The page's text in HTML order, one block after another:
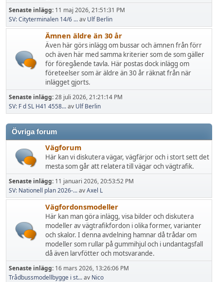
Senaste inlägg: 11 maj 2026, 21:51:31 PM
SV: Cityterminalen 14/6 ...av Ulf Berlin
Ämnen äldre än 30 år
Även här görs inlägg om bussar och ämnen från förr
och även här med samma kriterier som de som gäller
för föregående tavla. Här postas dock inlägg om
företeelser som är äldre än 30 år räknat från när
inlägget gjorts.
Senaste inlägg:28 juli 2026, 21:21:14 PM
SV: F d SL H41 4558...av Ulf Berlin
Övriga forum
Vägforum
Här kan vi diskutera vägar, vägfärjor och i stort sett det
mesta som går att relatera till vägar och vägtrafik.
Senaste inlägg: 11 januari 2026, 20:53:52 PM
SV: Nationell plan 2026-...avAxel L
Vägfordonsmodeller
Här kan man göra inlägg, visa bilder och diskutera
modeller av vägtrafikfordon i olika former, varianter
och skalor. I denna avdelning hamnar då trådar om
modeller som rullar på gummihjul och i undantagsfall
då även larvfötter och motsvarande.
Senaste inlägg: 16 mars 2026, 13:26:06 PM
Trådbussmodellbygge i st...av Nico